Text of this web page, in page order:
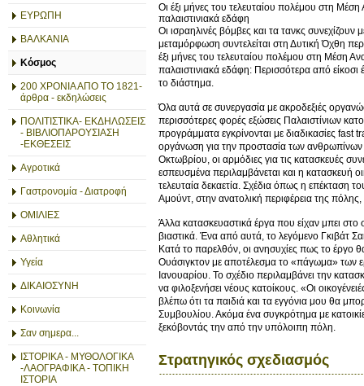
ΕΥΡΩΠΗ
ΒΑΛΚΑΝΙΑ
Κόσμος
200 ΧΡΟΝΙΑ ΑΠΟ ΤΟ 1821-
άρθρα - εκδηλώσεις
ΠΟΛΙΤΙΣΤΙΚΑ- ΕΚΔΗΛΩΣΕΙΣ
- ΒΙΒΛΙΟΠΑΡΟΥΣΙΑΣΗ
-ΕΚΘΕΣΕΙΣ
Αγροτικά
Γαστρονομία - Διατροφή
ΟΜΙΛΙΕΣ
Αθλητικά
Υγεία
ΔΙΚΑΙΟΣΥΝΗ
Κοινωνία
Σαν σημερα...
ΙΣΤΟΡΙΚΑ - ΜΥΘΟΛΟΓΙΚΑ
-ΛΑΟΓΡΑΦΙΚΑ - ΤΟΠΙΚΗ
ΙΣΤΟΡΙΑ
Οι έξι μήνες του τελευταίου πολέμου στη
παλαιστινιακά εδάφη
Οι ισραηλινές βόμβες και τα τανκς
μεταμόρφωση συντελείται στη Δυτική Όχθη
έξι μήνες του τελευταίου πολέμου στη Μέση
παλαιστινιακά εδάφη: Περισσότερα από
το διάστημα.
Όλα αυτά σε συνεργασία με ακροδεξιές
περισσότερες φορές εξώσεις Παλαιστίνιων
προγράμματα εγκρίνονται με διαδικασίες fast
οργάνωση για την προστασία των ανθρωπίνων
Οκτωβρίου, οι αρμόδιες για τις κατασκευές
εσπευσμένα περιλαμβάνεται και η κατασκευή
τελευταία δεκαετία. Σχέδια όπως η επέκταση
Αμούντ, στην ανατολική περιφέρεια της
Άλλα κατασκευαστικά έργα που είχαν μπει
βιαστικά. Ένα από αυτά, το λεγόμενο Γκιβάτ
Κατά το παρελθόν, οι ανησυχίες πως το έργο
Ουάσιγκτον με αποτέλεσμα το «πάγωμα» των
Ιανουαρίου. Το σχέδιο περιλαμβάνει την
να φιλοξενήσει νέους κατοίκους. «Οι
βλέπω ότι τα παιδιά και τα εγγόνια μου θα
Συμβουλίου. Ακόμα ένα συγκρότημα με
ξεκόβοντάς την από την υπόλοιπη πόλη.
Στρατηγικός σχεδιασμός